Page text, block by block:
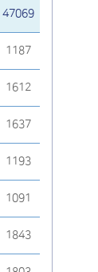
47069
1187
1612
1637
1193
1091
1843